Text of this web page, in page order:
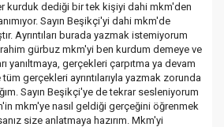
kurduk dediği bir tek kişiyi dahi mkm'den
Sayın Beşikçi'yi dahi mkm'de
Ayrıntıları burada yazmak istemiyorum
gürbuz mkm'yi ben kurdum demeye ve
yanıltmaya, gerçekleri çarpıtma ya devam
gerçekleri ayrıntılarıyla yazmak zorunda
Sayın Beşikçi'ye de tekrar sesleniyorum
mkm'ye nasıl geldiği gerçeğini öğrenmek
size anlatmaya hazırım. Mkm'yi